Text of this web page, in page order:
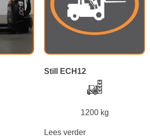
Still ECH12
1200 kg
Lees verder